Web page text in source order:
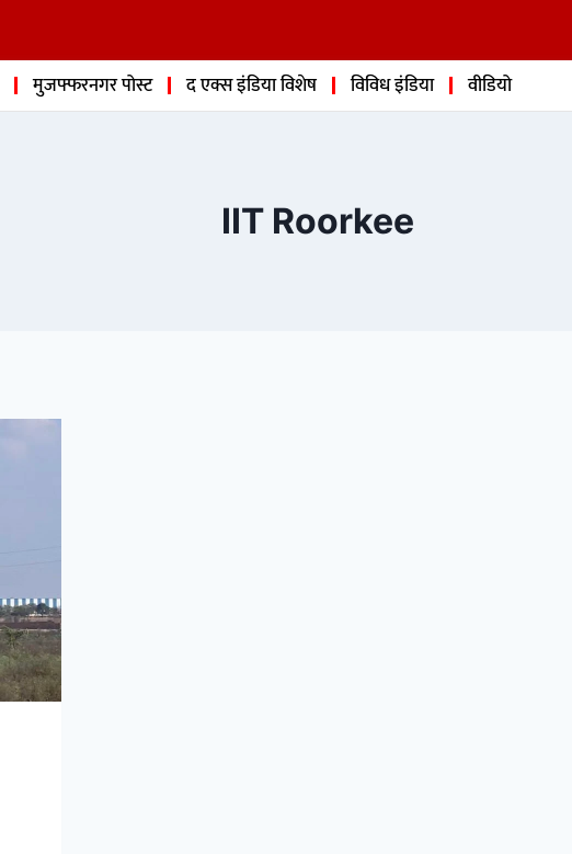
मुजफ्फरनगर पोस्ट द एक्स इंडिया विशेष विविध इंडिया वीडियो
IIT Roorkee